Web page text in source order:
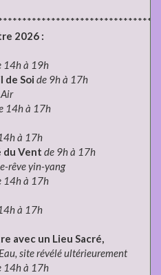
2026 :
14h à 19h
de Soi de 9h à 17h
14h à 17h
à 17h
du Vent de 9h à 17h
yin-yang
14h à 17h
à 17h
un Lieu Sacré,
révélé ultérieurement
14h à 17h